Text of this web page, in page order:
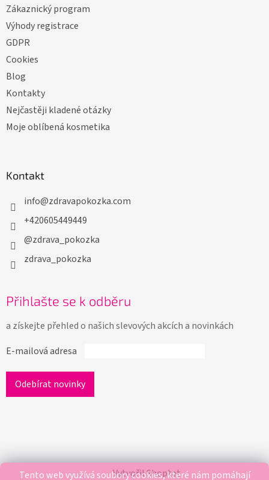
Tento web využívá soubory cookies, které nám pomáhají
Zákaznický program
Výhody registrace
GDPR
Cookies
Blog
Kontakty
Nejčastěji kladené otázky
Moje oblíbená kosmetika
Kontakt
info@zdravapokozka.com
+420605449449
@zdrava_pokozka
zdrava_pokozka
Přihlašte se k odběru
a získejte přehled o našich slevových akcích a novinkách
E-mailová adresa
Vytvořil Shoptet